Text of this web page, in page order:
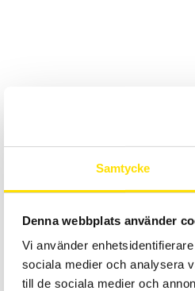
Samtycke
Denna webbplats använder
Vi använder
sociala medier och analysera
till de sociala medier och